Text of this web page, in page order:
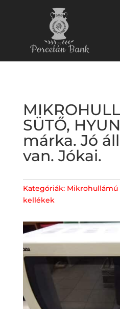
SÜTŐ,
márka. Jó
van. Jókai.
Kategóriák: Mikrohullámú
kellékek